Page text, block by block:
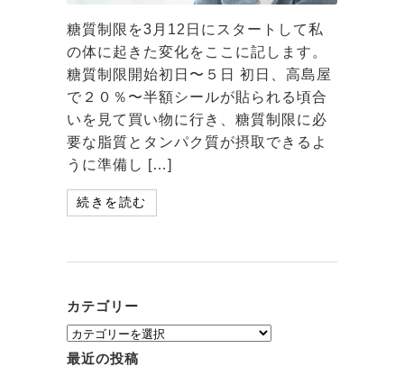
糖質制限を3月12日にスタートして私
の体に起きた変化をここに記します。
糖質制限開始初日〜５日 初日、高島屋
で２０％〜半額シールが貼られる頃合
いを見て買い物に行き、糖質制限に必
要な脂質とタンパク質が摂取できるよ
うに準備し […]
続きを読む
カテゴリー
カ
テ
ゴ
最近の投稿